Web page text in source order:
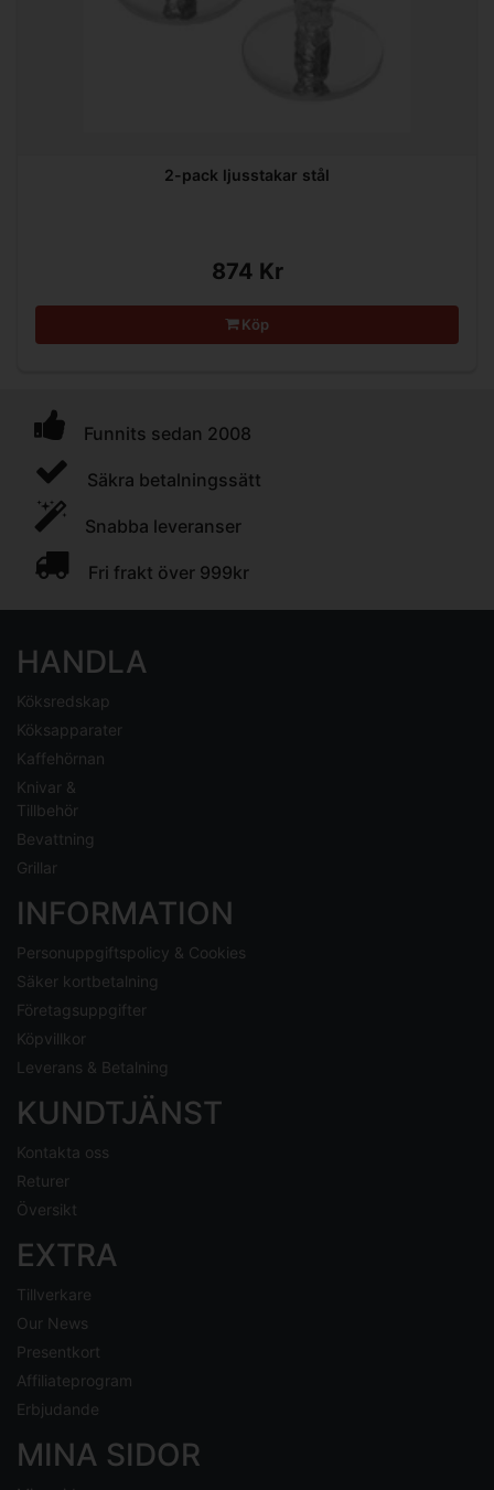
2-pack ljusstakar stål
874 Kr
Köp
Funnits sedan 2008
Säkra betalningssätt
Snabba leveranser
Fri frakt över 999kr
HANDLA
Köksredskap
Köksapparater
Kaffehörnan
Knivar &
Tillbehör
Bevattning
Grillar
INFORMATION
Personuppgiftspolicy & Cookies
Säker kortbetalning
Företagsuppgifter
Köpvillkor
Leverans & Betalning
KUNDTJÄNST
Kontakta oss
Returer
Översikt
EXTRA
Tillverkare
Our News
Presentkort
Affiliateprogram
Erbjudande
MINA SIDOR